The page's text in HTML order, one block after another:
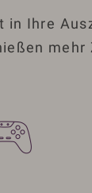
in Ihre